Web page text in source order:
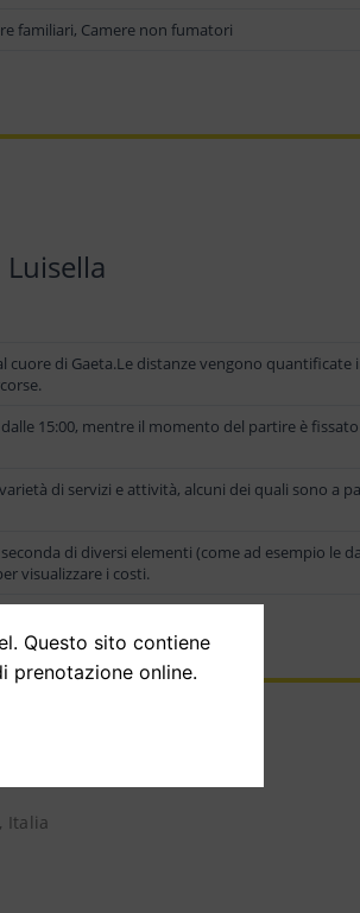
familiari, Camere non fumatori
cuore di Gaeta.Le distanze vengono
15:00, mentre il momento del partire è
di servizi e attività, alcuni dei quali sono a
di diversi elementi (come ad esempio le
visualizzare i costi.
Italia
Questo sito contiene
prenotazione online.